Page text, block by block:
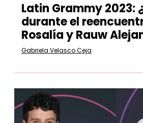
Latin Grammy 2023:
durante el
Rosalía y Rauw
Gabriela Velasco Ceja